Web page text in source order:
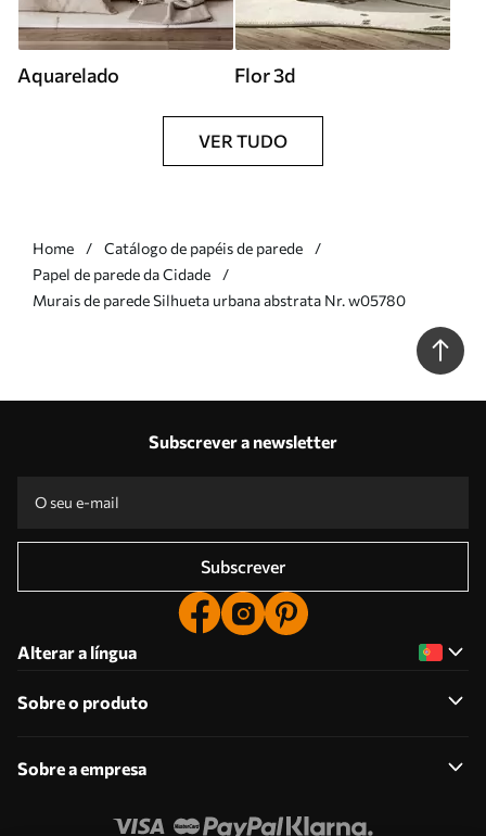
Aquarelado Flor 3d
VER TUDO
Home
Catálogo de papéis de parede
Papel de parede da Cidade
Murais de parede Silhueta urbana abstrata Nr. w05780
Subscrever a newsletter
Subscrever
Alterar a língua
Sobre o produto
Sobre a empresa